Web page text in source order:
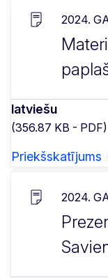
2024.
latviešu
(356.87 KB - PDF)
Priekšskatījums
2024.